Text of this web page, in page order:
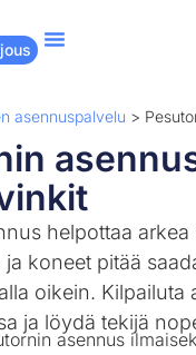
asennuspalvelu >
helpottaa arkea
koneet pitää
oikein. Kilpailuta
ja löydä tekijä
asennus